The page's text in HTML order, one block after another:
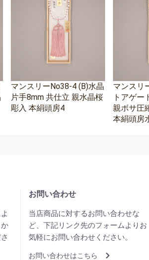
マンスリーNo38-4 (B)水晶
片手8mm 共仕立 親水晶桜
彫入 本絹頭房4
マンスリ
トアゲー
親ボサ圧
本絹頭房
お問い合わせ
当店商品に対するお問い合わせな
ど、下記リンク先のフォームよりお
気軽にお問い合わせください。
お問い合わせはこちら